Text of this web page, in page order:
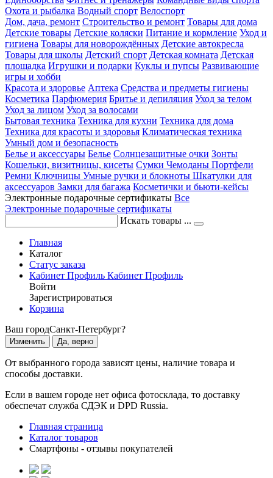
Охота и рыбалка Водный спорт Велоспорт
Дом, дача, ремонт Строительство и ремонт Товары для дома
Детские товары Детские коляски Питание и кормление Уход и
гигиена Товары для новорождённых Детские автокресла
Товары для школы Детский спорт Детская комната Детская
площадка Игрушки и подарки Куклы и пупсы Развивающие
игры и хобби
Красота и здоровье Аптека Средства и предметы гигиены
Косметика Парфюмерия Бритье и депиляция Уход за телом
Уход за лицом Уход за волосами
Бытовая техника Техника для кухни Техника для дома
Техника для красоты и здоровья Климатическая техника
Умный дом и безопасность
Белье и аксессуары Белье Солнцезащитные очки Зонты
Кошельки, визитницы, кисеты Сумки Чемоданы Портфели
Ремни Ключницы Умные ручки и блокноты Шкатулки для
аксессуаров Замки для багажа Косметички и бьюти-кейсы
Электронные подарочные сертификаты Все
Электронные подарочные сертификаты
Искать товары ...
Главная
Каталог
Статус заказа
Кабинет Профиль Кабинет Профиль
Войти
Зарегистрироваться
Корзина
Ваш городСанкт-Петербург?
Изменить Да, верно
От выбранного города зависят цены, наличие товара и
способы доставки.
Если в вашем городе нет офиса фотосклада, то доставку
обеспечат служба СДЭК и DPD Russia.
Главная страница
Каталог товаров
Смартфоны - отзывы покупателей